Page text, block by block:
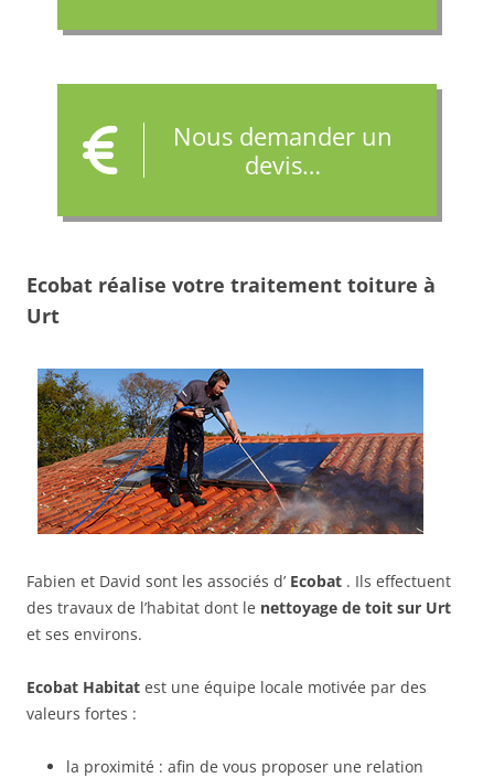
Nous demander un
devis…
Ecobat réalise votre traitement toiture à
Urt
Fabien et David sont les associés d’ Ecobat . Ils effectuent
des travaux de l’habitat dont le nettoyage de toit sur Urt
et ses environs.
Ecobat Habitat est une équipe locale motivée par des
valeurs fortes :
la proximité : afin de vous proposer une relation